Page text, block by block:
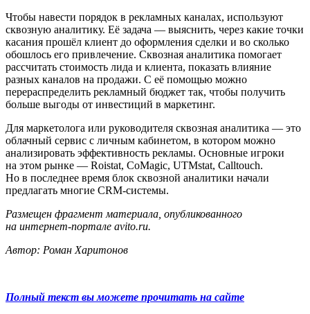
Чтобы навести порядок в рекламных каналах, используют
сквозную аналитику. Её задача — выяснить, через какие точки
касания прошёл клиент до оформления сделки и во сколько
обошлось его привлечение. Сквозная аналитика помогает
рассчитать стоимость лида и клиента, показать влияние
разных каналов на продажи. С её помощью можно
перераспределить рекламный бюджет так, чтобы получить
больше выгоды от инвестиций в маркетинг.
Для маркетолога или руководителя сквозная аналитика — это
облачный сервис с личным кабинетом, в котором можно
анализировать эффективность рекламы. Основные игроки
на этом рынке — Roistat, CoMagic, UTMstat, Calltouch.
Но в последнее время блок сквозной аналитики начали
предлагать многие CRM-системы.
Размещен фрагмент материала, опубликованного
на интернет-портале avito.ru.
Автор: Роман Харитонов
Полный текст вы можете прочитать на сайте